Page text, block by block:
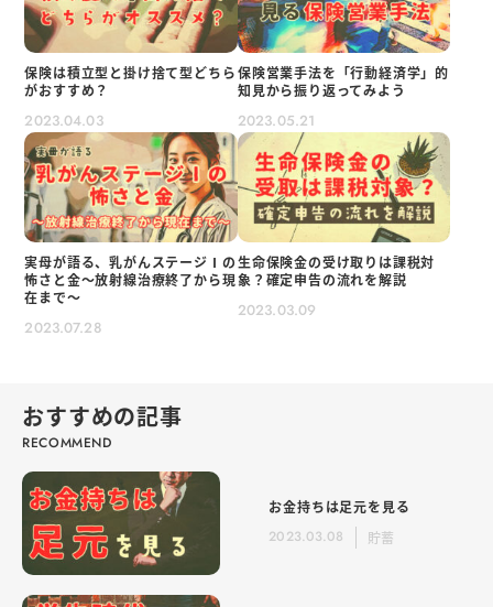
保険は積立型と掛け捨て型どちら
がおすすめ？
2023.04.03
保険営業手法を「行動経済学」的
知見から振り返ってみよう
2023.05.21
実母が語る、乳がんステージⅠの
怖さと金～放射線治療終了から現
在まで～
2023.07.28
生命保険金の受け取りは課税対
象？確定申告の流れを解説
2023.03.09
おすすめの記事
お金持ちは足元を見る
2023.03.08 貯蓄